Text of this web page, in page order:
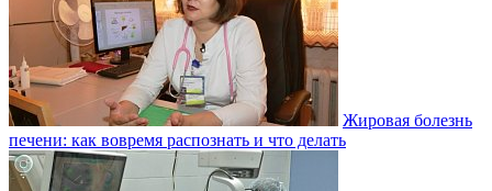
Жировая болезнь
печени: как вовремя распознать и что делать